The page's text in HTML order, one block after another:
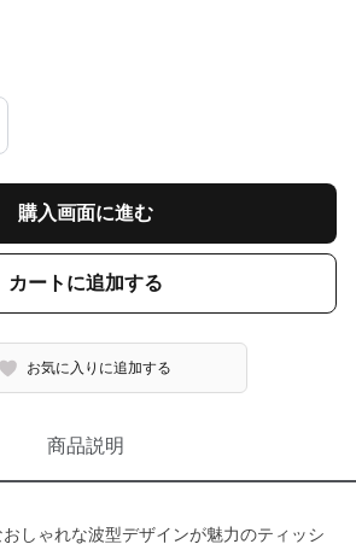
購入画面に進む
カートに追加する
お気に入りに追加する
商品説明
しゃれな波型デザインが魅力のティッシ